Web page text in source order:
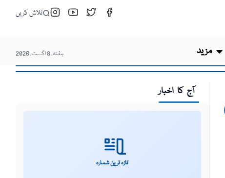
تلاش کریں
مزید ہفتہ، 8 اگست، 2026
آج کا اخبار
تازہ ترین شمارہ